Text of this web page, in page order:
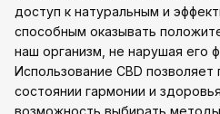
доступ к натуральным и
способным оказывать
наш организм, не нарушая его
Использование CBD
состоянии гармонии и
возможность выбирать